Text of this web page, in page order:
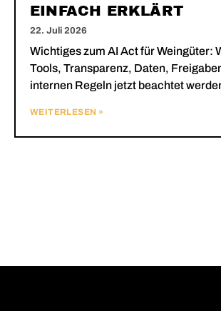
EINFACH ERKLÄRT
22. Juli 2026
Wichtiges zum AI Act für Weingüter:
Tools, Transparenz, Daten,
internen Regeln jetzt beachtet
WEITERLESEN »